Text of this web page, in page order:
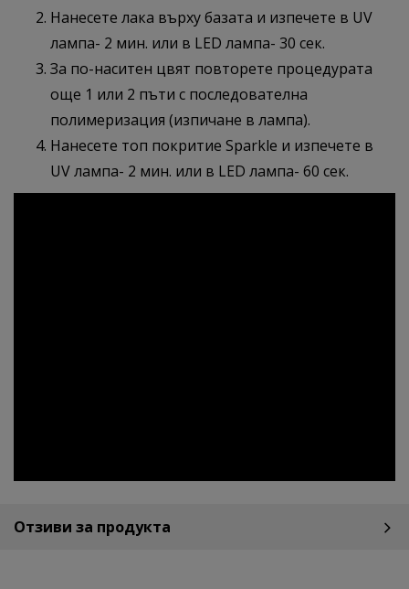
Нанесете лака върху базата и изпечете в UV
лампа- 2 мин. или в LED лампа- 30 сек.
За по-наситен цвят повторете процедурата
още 1 или 2 пъти с последователна
полимеризация (изпичане в лампа).
Нанесете топ покритие Sparkle и изпечете в
UV лампа- 2 мин. или в LED лампа- 60 сек.
Отзиви за продукта